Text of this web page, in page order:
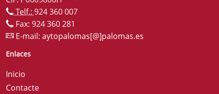
Telf.: 924 360 007
Fax: 924 360 281
E-mail: aytopalomas[@]palomas.es
Enlaces
Inicio
Contacte